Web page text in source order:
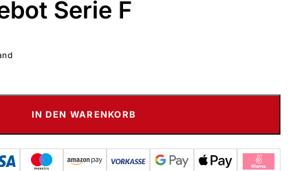
Serie F
IN DEN WARENKORB